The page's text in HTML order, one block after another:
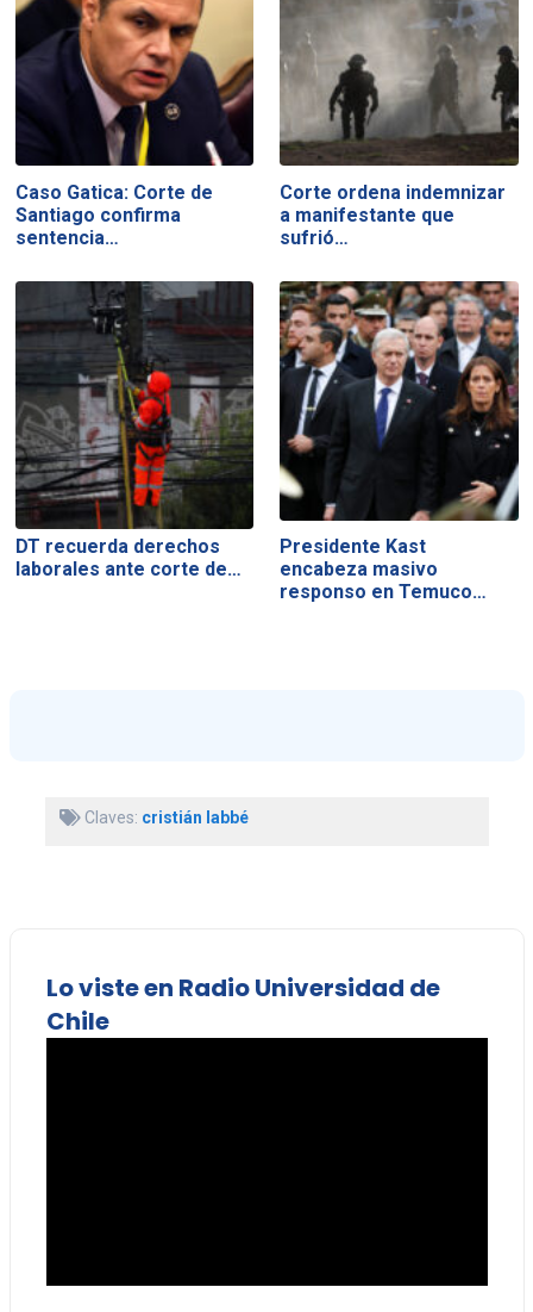
Caso Gatica: Corte de
Santiago confirma
sentencia…
Corte ordena indemnizar
a manifestante que
sufrió…
DT recuerda derechos
laborales ante corte de…
Presidente Kast
encabeza masivo
responso en Temuco…
Claves: cristián labbé
Lo viste en Radio Universidad de
Chile